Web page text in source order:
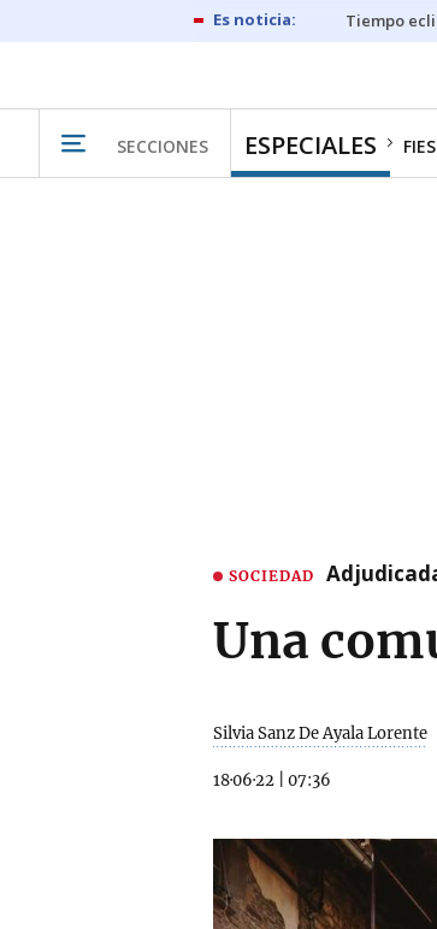
Tiempo
SECCIONES ESPECIALES
SOCIEDAD
Una
Silvia Sanz De Ayala Lorente
18·06·22 07:36